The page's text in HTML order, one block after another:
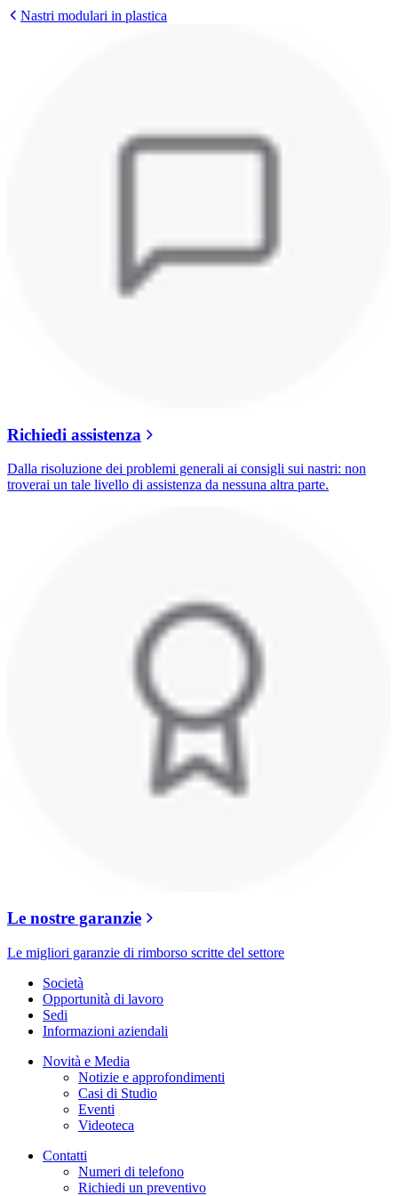
Nastri modulari in plastica
Richiedi assistenza
Dalla risoluzione dei problemi generali ai consigli sui nastri: non
troverai un tale livello di assistenza da nessuna altra parte.
Le nostre garanzie
Le migliori garanzie di rimborso scritte del settore
Società
Opportunità di lavoro
Sedi
Informazioni aziendali
Novità e Media
Notizie e approfondimenti
Casi di Studio
Eventi
Videoteca
Contatti
Numeri di telefono
Richiedi un preventivo